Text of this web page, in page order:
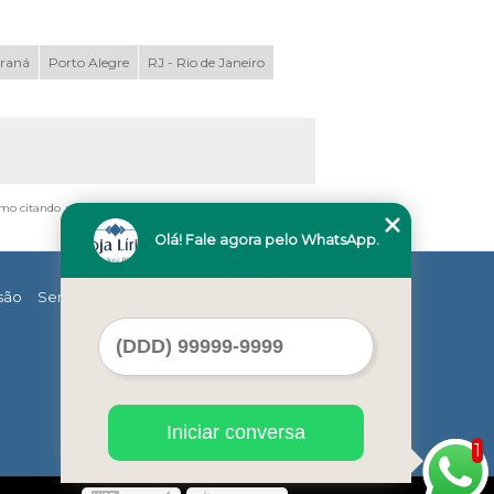
Porto Alegre RJ - Rio de Janeiro
citando nossos links, é proibida sem a autorização do
Serviços
1
Olá! Fale agora pelo WhatsApp.
Iniciar conversa